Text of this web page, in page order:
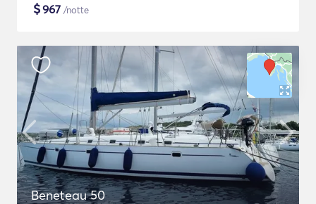
$967 /notte
Beneteau 50